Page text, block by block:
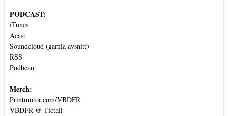
PODCAST:
iTunes
Acast
Soundcloud (gamla avsnitt)
RSS
Podbean
Merch:
Printmotor.com/VBDFR
VBDFR @ Tictail